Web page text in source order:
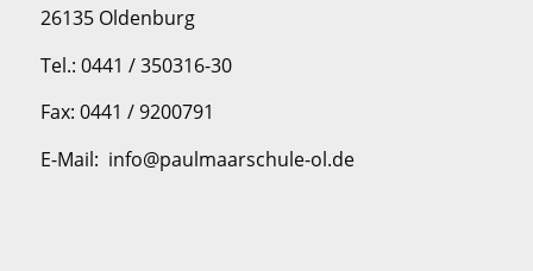
26135 Oldenburg
Tel.: 0441 / 350316-30
Fax: 0441 / 9200791
E-Mail: info@paulmaarschule-ol.de